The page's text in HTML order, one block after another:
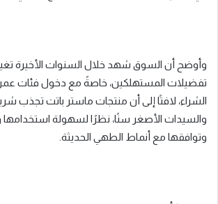
وأوضح أن السوق شهد خلال السنوات الأخيرة
تفضيلات المستهلكين، خاصةً مع دخول فئات
الشراء، لافتًا إلى أن منتجات ماستر باتت تجذب
والسيدات الأصغر سنًا، نظرًا لسهولة استخدامها
وتوافقها مع أنماط الطهي الحديثة.